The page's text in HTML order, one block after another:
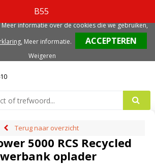
B55
0
Terug naar overzicht
5000 RCS Recycled
oplader
de beste gebruikerservaring, adviseren we deze
informatie over de cookies die we gebruiken,
Meer informatie.
Weigeren